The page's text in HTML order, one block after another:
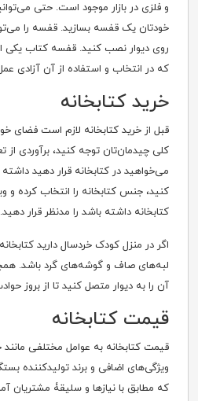
و فلزی در بازار موجود است. حتی
خودتان یک قفسه بسازید. قفسه را
روی دیوار نصب کنید. قفسه کتاب یکی
که در انتخاب و استفاده از آن آزادی
خرید کتابخانه
قبل از خرید کتابخانه لازم است فضای
کلی چیدمان‌تان توجه کنید، برآوردی از
می‌خواهید در کتابخانه قرار دهید
کنید، جنس کتابخانه را انتخاب کرده
کتابخانه داشته باشد را مدنظر قرار دهید.
اگر در منزل کودک خردسال دارید
لبه‌های صاف و گوشه‌های گرد باشد.
آن را به دیوار متصل کنید تا از بروز
قیمت کتابخانه
قیمت کتابخانه به عوامل مختلفی
ویژگی‌های اضافی و برند تولیدکننده
که مطابق با نیازها و سلیقۀ مشتریان